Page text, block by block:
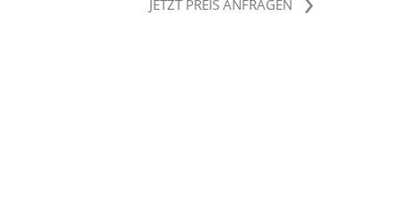
JETZT PREIS ANFRAGEN